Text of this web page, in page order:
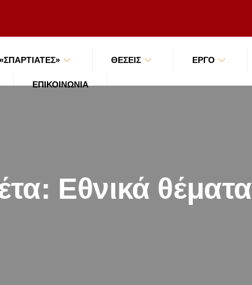
«ΣΠΑΡΤΙΑΤΕΣ» ΘΕΣΕΙΣ ΕΡΓΟ
ΕΠΙΚΟΙΝΩΝΊΑ
Εθνικά θέματα